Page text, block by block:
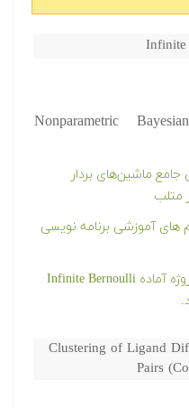
Nonparametric
جامع ماشین‌های بردار
های آموزشی برنامه نویسی
دانلود رایگان کد و پروژه آماده Infinite Bernoulli
Clustering of Ligand
Pairs